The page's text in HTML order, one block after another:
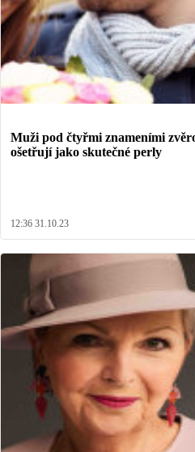
Muži pod čtyřmi znameními
ošetřují jako skutečné perly
12:36 31.10.23